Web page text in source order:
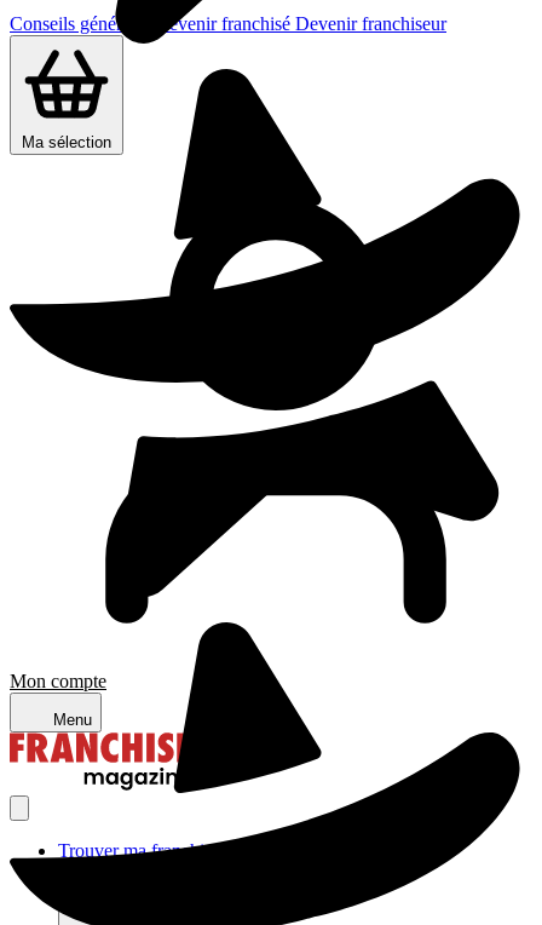
Conseils généraux Devenir franchisé Devenir franchiseur
Ma sélection
Mon compte
Menu
Trouver ma franchise